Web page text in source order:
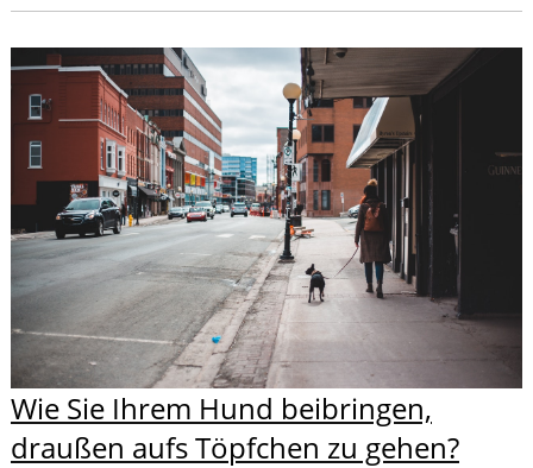
Wie Sie Ihrem Hund beibringen,
draußen aufs Töpfchen zu gehen?